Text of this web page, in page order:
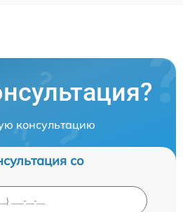
консультацию
со